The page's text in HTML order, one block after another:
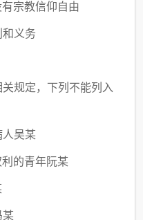
宗教信仰自由
义务
规定，下列不能列入
吴某
的青年阮某
某